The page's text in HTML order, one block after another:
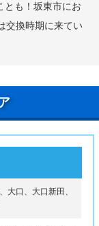
とも！坂東市にお
交換時期に来てい
大口、大口新田、